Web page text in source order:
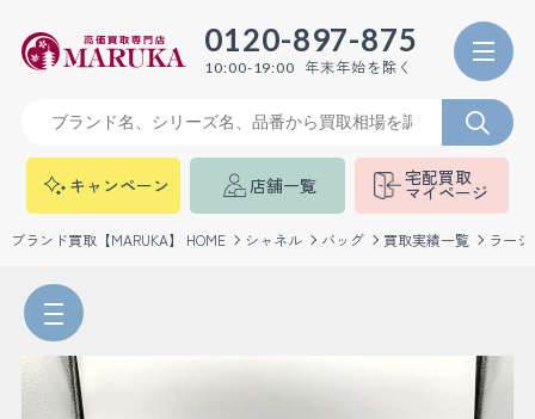
0120-897-875
10:00-19:00 年末年始を除く
キャンペーン 店舗一覧 宅配買取
マイページ
ブランド買取【MARUKA】 HOME シャネル バッグ 買取実績一覧 ラー